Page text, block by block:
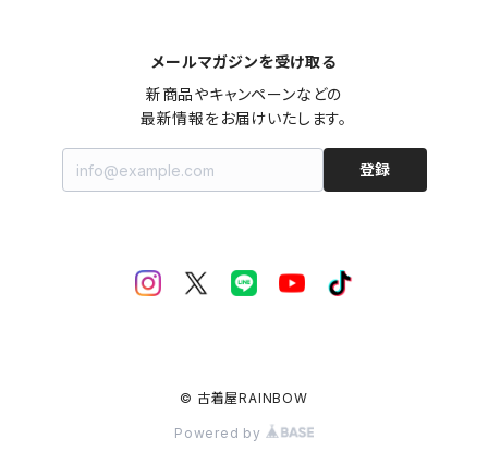
メールマガジンを受け取る
新商品やキャンペーンなどの
最新情報をお届けいたします。
登録
© 古着屋RAINBOW
Powered by